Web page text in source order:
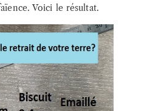
Voici le résultat.